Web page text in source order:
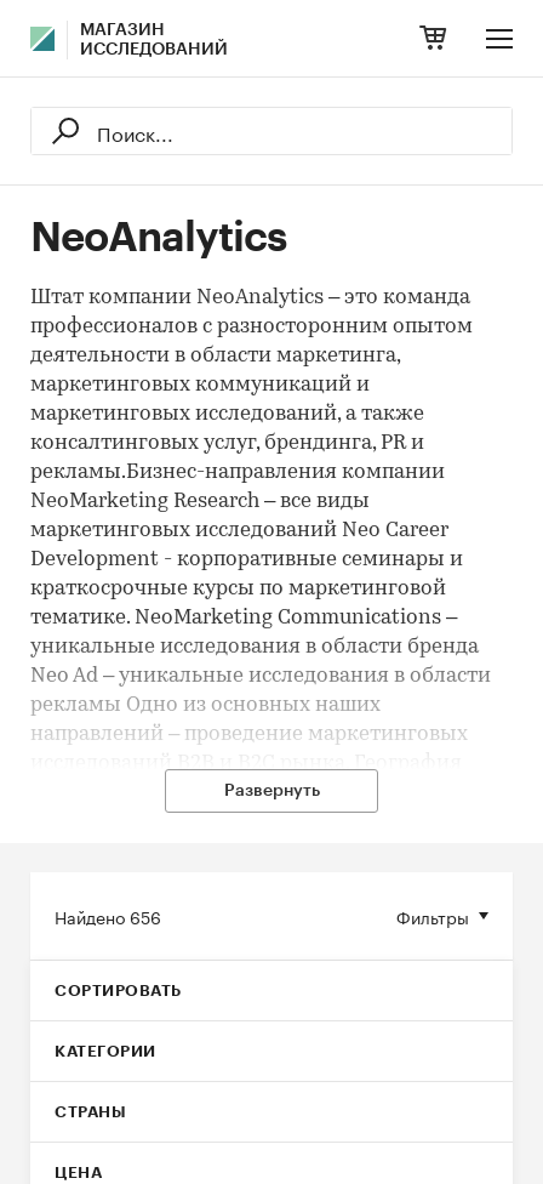
МАГАЗИН
ИССЛЕДОВАНИЙ
NeoAnalytics
Штат компании NeoAnalytics – это команда
профессионалов с разносторонним опытом
деятельности в области маркетинга,
маркетинговых коммуникаций и
маркетинговых исследований, а также
консалтинговых услуг, брендинга, PR и
рекламы.Бизнес-направления компании
NeoMarketing Research – все виды
маркетинговых исследований Neo Career
Development - корпоративные семинары и
краткосрочные курсы по маркетинговой
тематике. NeoMarketing Communications –
уникальные исследования в области бренда
Neo Ad – уникальные исследования в области
рекламы Одно из основных наших
направлений – проведение маркетинговых
наших исследований включает в себя все
Центральной и Восточной Европы,
компаниями, мы перенимаем передовой опыт
и исследовательские методики, которые
используем в работе для наших клиентов.В
2010 г. мы стали партнерами РБК и
присоединились к Европейской ассоциации
изучения общественного мнения и
маркетинговых исследований ESOMAR.Наши
клиенты – частные и государственные
Развернуть
Фильтры
Найдено 656
СОРТИРОВАТЬ
КАТЕГОРИИ
СТРАНЫ
ЦЕНА